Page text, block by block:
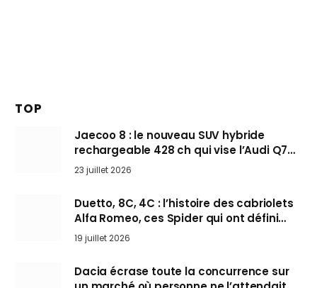
TOP
Jaecoo 8 : le nouveau SUV hybride
rechargeable 428 ch qui vise l’Audi Q7
arrive en Europe cet automne
23 juillet 2026
Duetto, 8C, 4C : l’histoire des cabriolets
Alfa Romeo, ces Spider qui ont défini
l’art de rouler cheveux au vent
19 juillet 2026
Dacia écrase toute la concurrence sur